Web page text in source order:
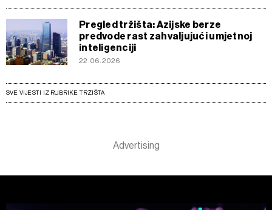
Pregled tržišta: Azijske berze
predvode rast zahvaljujući umjetnoj
inteligenciji
22.06.2026
SVE VIJESTI IZ RUBRIKE TRŽIŠTA